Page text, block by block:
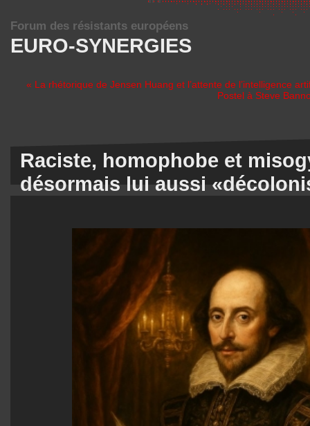
EURO-SYNERGIES
Forum des résistants européens
« La rhétorique de Jensen Huang et l’attente de l’intelligence
Postel à Steve
Raciste, homophobe et
désormais lui aussi